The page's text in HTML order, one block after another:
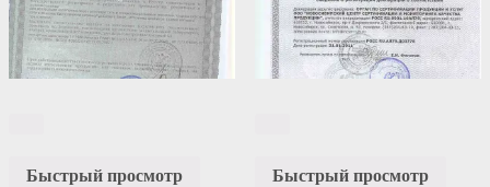
Быстрый просмотр
Быстрый просмотр